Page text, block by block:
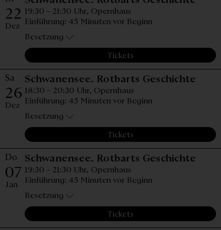
22
Dez
19:30 – 21:30 Uhr, Opernhaus
Einführung: 45 Minuten vor Beginn
Besetzung
Tickets
Sa
26
Dez
Schwanensee. Rotbarts Geschichte
18:30 – 20:30 Uhr, Opernhaus
Einführung: 45 Minuten vor Beginn
Besetzung
Tickets
Do
07
Jan
Schwanensee. Rotbarts Geschichte
19:30 – 21:30 Uhr, Opernhaus
Einführung: 45 Minuten vor Beginn
Besetzung
Tickets